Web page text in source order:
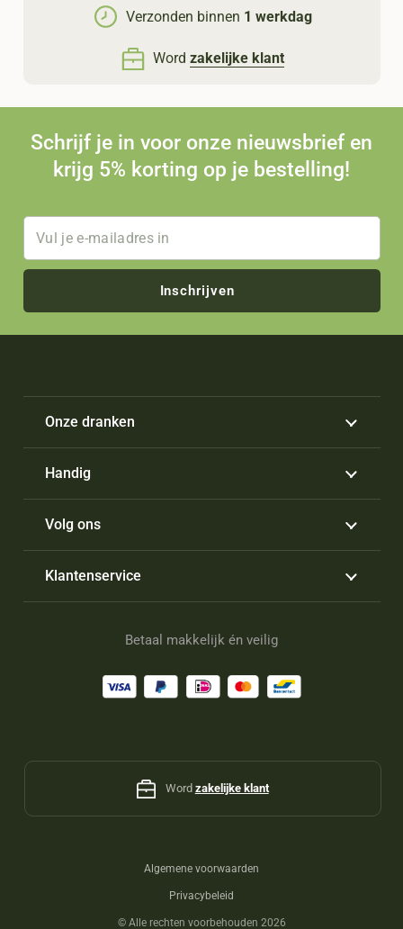
Verzonden binnen 1 werkdag
Word zakelijke klant
Schrijf je in voor onze nieuwsbrief en
krijg 5% korting op je bestelling!
Inschrijven
Onze dranken
Handig
Volg ons
Klantenservice
Betaal makkelijk én veilig
Word zakelijke klant
Algemene voorwaarden
Privacybeleid
© Alle rechten voorbehouden 2026